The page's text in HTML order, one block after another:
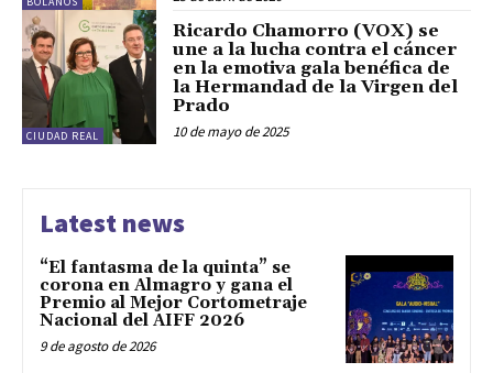
CIUDAD REAL
Ricardo Chamorro (VOX) se
une a la lucha contra el cáncer
en la emotiva gala benéfica de
la Hermandad de la Virgen del
Prado
10 de mayo de 2025
Latest news
“El fantasma de la quinta” se
corona en Almagro y gana el
Premio al Mejor Cortometraje
Nacional del AIFF 2026
9 de agosto de 2026